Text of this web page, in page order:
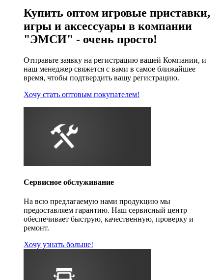
Купить оптом игровые приставки,
игры и аксессуары в компании
"ЭМСИ" - очень просто!
Отправьте заявку на регистрацию вашей Компании, и
наш менеджер свяжется с вами в самое ближайшее
время, чтобы подтвердить вашу регистрацию.
Хочу стать оптовым покупателем!
Сервисное обслуживание
На всю предлагаемую нами продукцию мы
предоставляем гарантию. Наш сервисный центр
обеспечивает быструю, качественную, проверку и
ремонт.
Хочу узнать больше!